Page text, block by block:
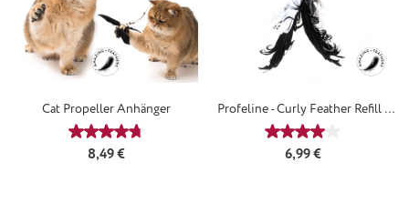
Cat Propeller Anhänger
Durchschnittliche Bewertung von 4.75 von 5 Sternen
Regulärer Preis:
8,49 €
Profeline - Curly Feather Refill /
AnhängerDurchschnittliche
Regulärer Preis:
6,99 €